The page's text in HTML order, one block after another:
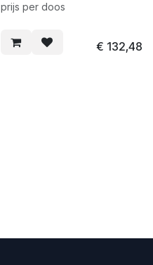
prijs per doos
€ 132,48